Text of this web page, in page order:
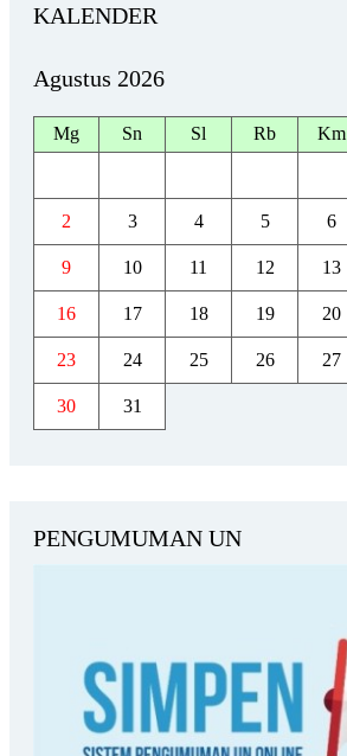
KALENDER
Agustus 2026
Mg Sn Sl Rb Km
2 3 4 5 6
9 10 11 12 13
16 17 18 19 20
23 24 25 26 27
30 31
PENGUMUMAN UN